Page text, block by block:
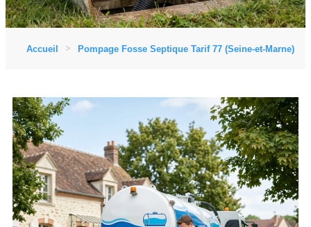
Accueil Pompage Fosse Septique Tarif 77 (Seine-et-Marne)